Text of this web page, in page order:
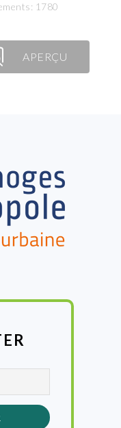
1780
APERÇU